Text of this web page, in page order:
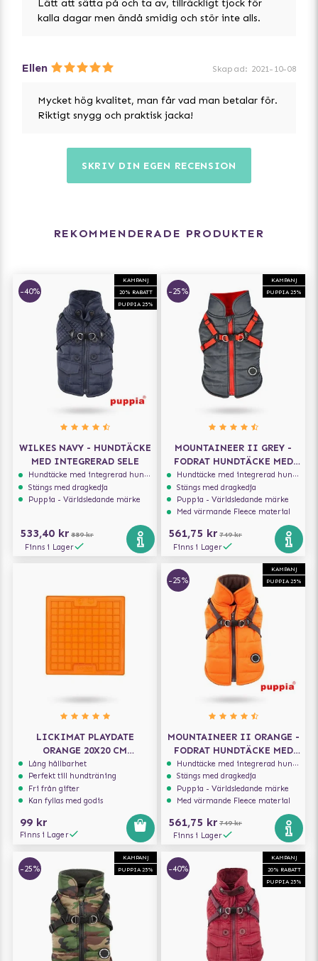
Lätt att sätta på och ta av, tillräckligt tjock för
kalla dagar men ändå smidig och stör inte alls.
Ellen Skapad: 2021-10-08
Mycket hög kvalitet, man får vad man betalar för.
Riktigt snygg och praktisk jacka!
SKRIV DIN EGEN RECENSION
REKOMMENDERADE PRODUKTER
KAMPANJ
20% RABATT
PUPPIA 25%
-40%
WILKES NAVY - HUNDTÄCKE
MED INTEGRERAD SELE
Hundtäcke med integrerad hundsele
Stängs med dragkedja
Puppia - Världsledande märke
533,40 kr 889 kr
Finns i Lager
KAMPANJ
PUPPIA 25%
-25%
MOUNTAINEER II GREY -
FODRAT HUNDTÄCKE MED
INTEGRERAD SELE
Hundtäcke med integrerad hundsele
Stängs med dragkedja
Puppia - Världsledande märke
Med värmande Fleece material
561,75 kr 749 kr
Finns i Lager
LICKIMAT PLAYDATE
ORANGE 20X20 CM
HUNDSKÅL/SLICKMATTA
Lång hållbarhet
Perfekt till hundträning
Fri från gifter
Kan fyllas med godis
99 kr
Finns i Lager
KAMPANJ
PUPPIA 25%
-25%
MOUNTAINEER II ORANGE -
FODRAT HUNDTÄCKE MED
INTEGRERAD SELE
Hundtäcke med integrerad hundsele
Stängs med dragkedja
Puppia - Världsledande märke
Med värmande Fleece material
561,75 kr 749 kr
Finns i Lager
KAMPANJ
PUPPIA 25%
-25%
KAMPANJ
20% RABATT
PUPPIA 25%
-40%